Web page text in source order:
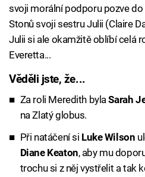
svoji morální podporu pozve
Stonů svoji sestru Julii (Claire
Julii si ale okamžitě oblíbí celá
Everetta...
Věděli jste, že...
Za roli Meredith bylaSarah
na Zlatý globus.
Při natáčení si Luke Wilson
Diane Keaton, aby mu
trochu si z něj vystřelit a tak